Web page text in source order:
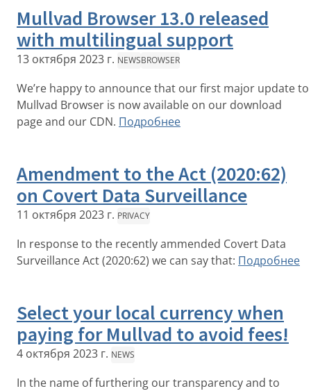
Mullvad Browser 13.0 released
with multilingual support
13 октября 2023 г. NEWSBROWSER
We’re happy to announce that our first major update to
Mullvad Browser is now available on our download
page and our CDN. Подробнее
Amendment to the Act (2020:62)
on Covert Data Surveillance
11 октября 2023 г. PRIVACY
In response to the recently ammended Covert Data
Surveillance Act (2020:62) we can say that: Подробнее
Select your local currency when
paying for Mullvad to avoid fees!
4 октября 2023 г. NEWS
In the name of furthering our transparency and to